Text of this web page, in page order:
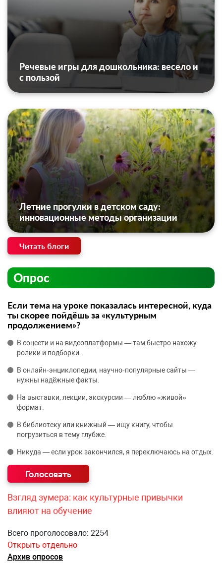
Речевые игры для дошкольника: весело и
с пользой
Летние прогулки в детском саду:
инновационные методы организации
Читать блоги
Опрос
Если тема на уроке показалась интересной, куда
ты скорее пойдёшь за «культурным
продолжением»?
В соцсети и на видеоплатформы — там быстро нахожу
ролики и подборки.
В онлайн‑энциклопедии, научно‑популярные сайты —
нужны надёжные факты.
На выставки, лекции, экскурсии — люблю «живой»
формат.
В библиотеку или книжный — ищу книгу, чтобы
погрузиться в тему глубже.
Никуда — если урок закончился, я переключаюсь на отдых.
Взгляд зумера: как культурные привычки
влияют на обучение
Всего проголосовало: 2254
Открыть отдельно
Архив опросов